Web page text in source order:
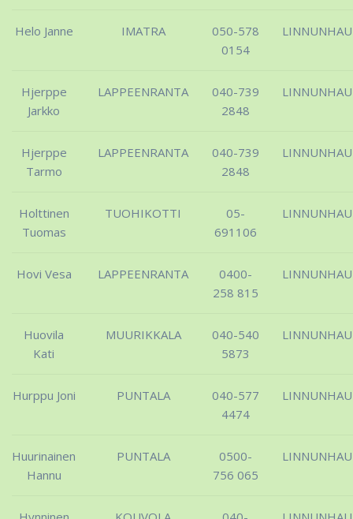
Helo Janne IMATRA
050-578
0154
Hjerppe
Jarkko
LAPPEENRANTA
040-739
2848
Hjerppe
Tarmo
LAPPEENRANTA
040-739
2848
Holttinen
Tuomas
TUOHIKOTTI
05-
691106
Hovi Vesa LAPPEENRANTA
0400-
258 815
Huovila
Kati
MUURIKKALA
040-540
5873
Hurppu Joni PUNTALA
040-577
4474
Huurinainen
Hannu
PUNTALA
0500-
756 065